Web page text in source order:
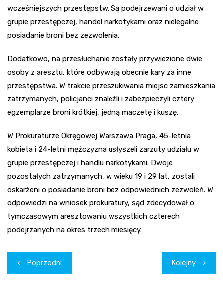
wcześniejszych przestępstw. Są podejrzewani o udział w
grupie przestępczej, handel narkotykami oraz nielegalne
posiadanie broni bez zezwolenia.
Dodatkowo, na przesłuchanie zostały przywiezione dwie
osoby z aresztu, które odbywają obecnie kary za inne
przestępstwa. W trakcie przeszukiwania miejsc zamieszkania
zatrzymanych, policjanci znaleźli i zabezpieczyli cztery
egzemplarze broni krótkiej, jedną maczetę i kuszę.
W Prokuraturze Okręgowej Warszawa Praga, 45-letnia
kobieta i 24-letni mężczyzna usłyszeli zarzuty udziału w
grupie przestępczej i handlu narkotykami. Dwoje
pozostałych zatrzymanych, w wieku 19 i 29 lat, zostali
oskarżeni o posiadanie broni bez odpowiednich zezwoleń. W
odpowiedzi na wniosek prokuratury, sąd zdecydował o
tymczasowym aresztowaniu wszystkich czterech
podejrzanych na okres trzech miesięcy.
Nawigacja
wpisu
Poprzedni Kolejny